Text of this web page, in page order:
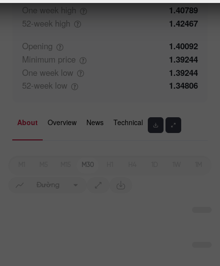
One week high
1.40789
52-week high
1.42467
Opening
1.40092
Minimum price
1.39244
One week low
1.39244
52-week low 1.34806
About Overview News Technical
M30
Đường